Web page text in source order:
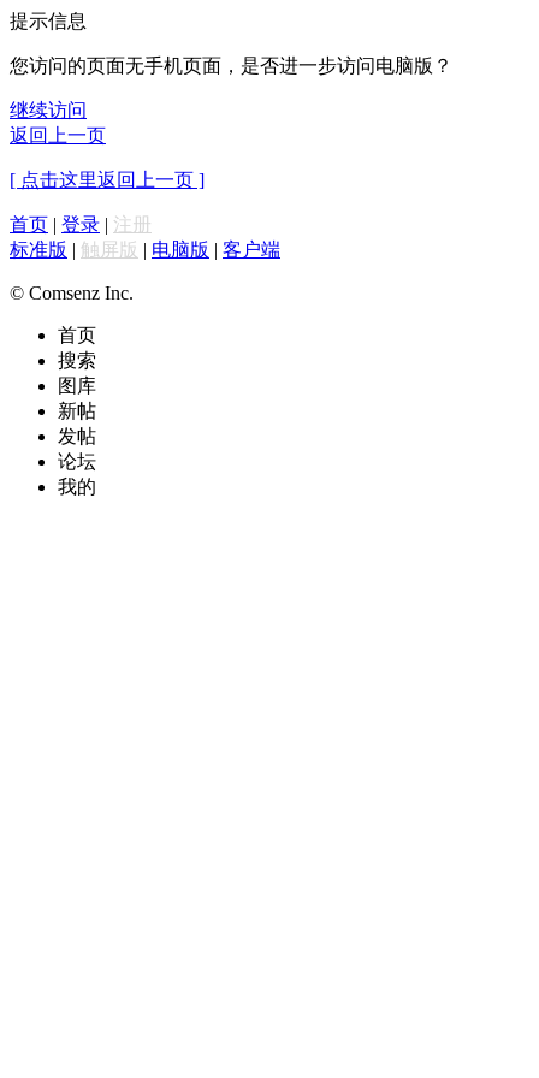
提示信息
您访问的页面无手机页面，是否进一步访问电脑版？
继续访问
返回上一页
[ 点击这里返回上一页 ]
首页 | 登录 | 注册
标准版 | 触屏版 | 电脑版 | 客户端
© Comsenz Inc.
首页
搜索
图库
新帖
发帖
论坛
我的